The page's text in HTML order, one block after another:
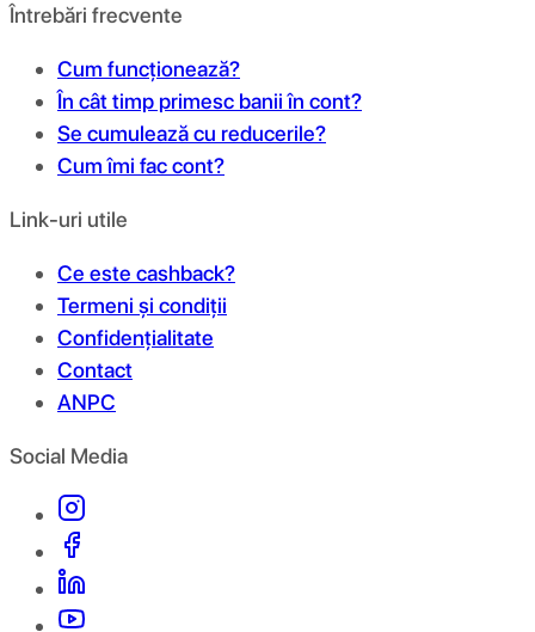
Întrebări frecvente
Cum funcționează?
În cât timp primesc banii în cont?
Se cumulează cu reducerile?
Cum îmi fac cont?
Link-uri utile
Ce este cashback?
Termeni și condiții
Confidențialitate
Contact
ANPC
Social Media